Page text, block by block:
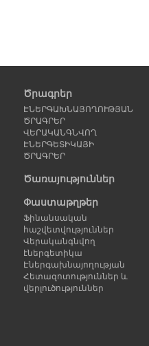
Ծրագրեր
ԷՆԵՐԳԱԽՆԱՅՈՂՈՒԹՅԱՆ
ԾՐԱԳՐԵՐ
ՎԵՐԱԿԱՆԳՆՎՈՂ
ԷՆԵՐԳԵՏԻԿԱՅԻ
ԾՐԱԳՐԵՐ
Ծառայություններ
Փաստաթղթեր
Ֆինանսական
հաշվետվություններ
Վերականգնվող
էներգետիկա
Էներգախնայողության
Հետազոտություններ և
վերլուծություններ